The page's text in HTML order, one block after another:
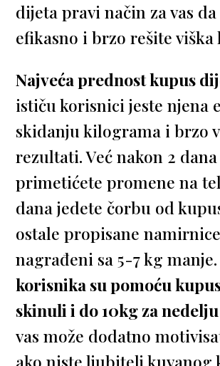
dijeta pravi način za vas da
efikasno i brzo rešite
Najveća prednost kupus
ističu korisnici jeste njena
skidanju kilograma i brzo
rezultati. Već nakon 2 dana
primetićete promene na
dana jedete čorbu od
ostale propisane
nagrađeni sa 5-7 kg manje.
korisnika su pomoću
skinuli i do 10kg za
vas može dodatno
ako niste ljubitelj kuvanog